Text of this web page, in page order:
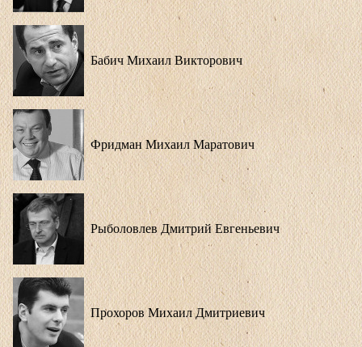
Бабич Михаил Викторович
Фридман Михаил Маратович
Рыболовлев Дмитрий Евгеньевич
Прохоров Михаил Дмитриевич